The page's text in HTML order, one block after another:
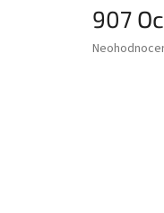
907
Průměrné